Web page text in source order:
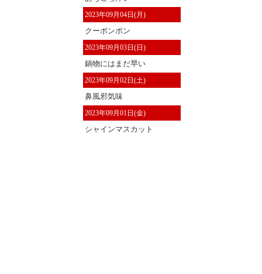
2023年09月04日(月)
クーポンポン
2023年09月03日(日)
鍋物にはまだ早い
2023年09月02日(土)
鼻風邪気味
2023年09月01日(金)
シャインマスカット